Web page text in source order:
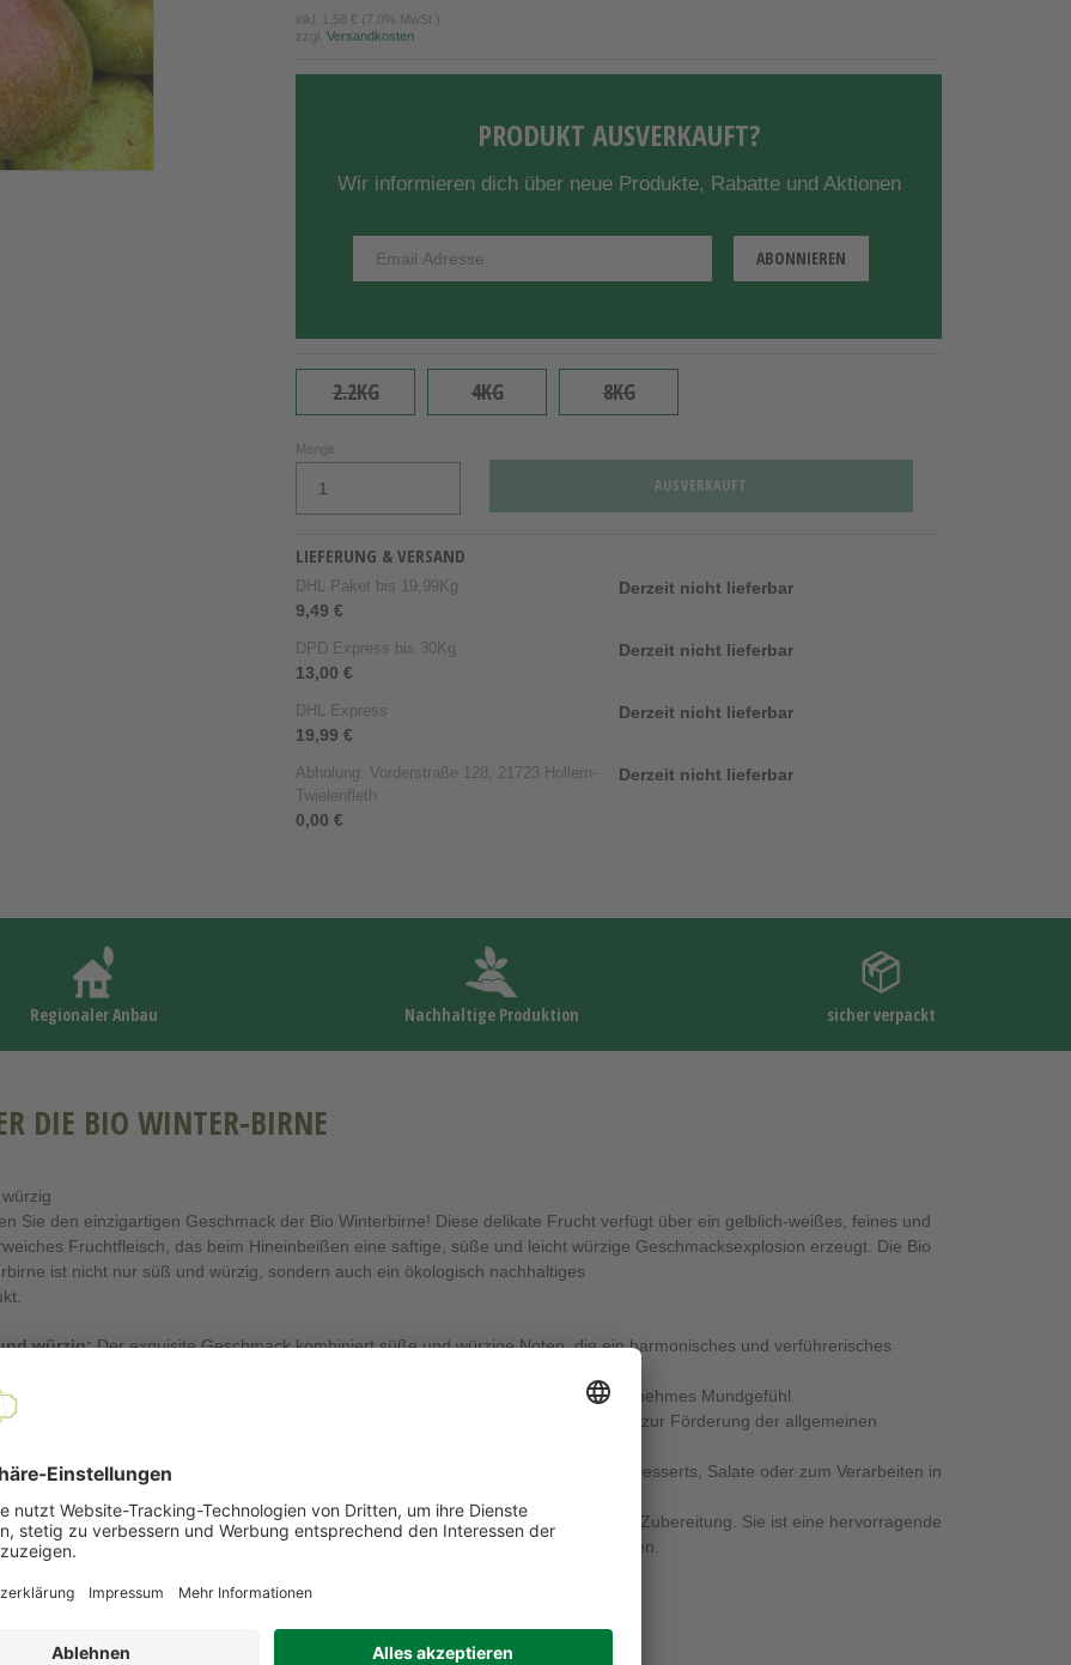
inkl. 1,58 € (7.0% MwSt.)
zzgl. Versandkosten
PRODUKT AUSVERKAUFT?
Wir informieren dich über neue Produkte, Rabatte und Aktionen
2.2KG 4KG 8KG
Menge
AUSVERKAUFT
LIEFERUNG & VERSAND
DHL Paket bis 19,99Kg
9,49 €
Derzeit nicht lieferbar
DPD Express bis 30Kg
13,00 €
Derzeit nicht lieferbar
DHL Express
19,99 €
Derzeit nicht lieferbar
Abholung: Vorderstraße 128, 21723 Hollern-
Twielenfleth
0,00 €
Derzeit nicht lieferbar
Regionaler Anbau Nachhaltige Produktion sicher verpackt
DIE BIO WINTER-BIRNE
Sie den einzigartigen Geschmack der Bio Winterbirne! Diese delikate Frucht verfügt über ein gelblich-weißes, feines und
Fruchtfleisch, das beim Hineinbeißen eine saftige, süße und leicht würzige Geschmacksexplosion erzeugt. Die Bio
ist nicht nur süß und würzig, sondern auch ein ökologisch nachhaltiges
würzig:Der exquisite Geschmack kombiniert süße und würzige Noten, die ein harmonisches und verführerisches
Konsistenz:
Das feine, butterartige Fruchtfleisch ist saftreich und bietet ein angenehmes Mundgefühl.
Birnen sind reich an Vitaminen, Mineralien und Ballaststoffen, die zur Förderung der allgemeinen
einsetzbar:Ideal zum direkten Verzehr, aber auch hervorragend geeignet für Desserts, Salate oder zum Verarbeiten in
Die Bio Winterbirne kann direkt verzehrt werden und benötigt keine spezielle Zubereitung. Sie ist eine hervorragende
zu verschiedenen Gerichten und eignet sich auch ideal zum Backen und Kochen.
Birnen Kl.I